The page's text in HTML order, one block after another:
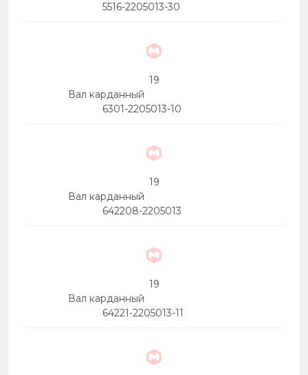
5516-2205013-30
19
Вал карданный
6301-2205013-10
19
Вал карданный
642208-2205013
19
Вал карданный
64221-2205013-11